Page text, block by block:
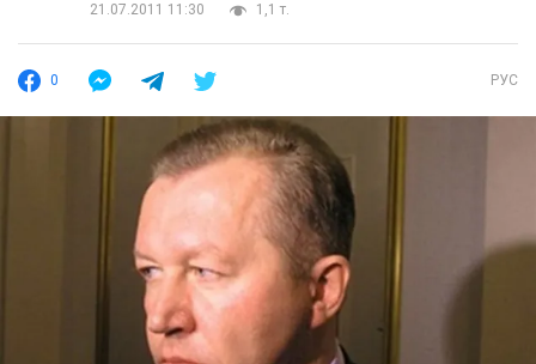
21.07.2011 11:30
1,1 т.
0 РУС